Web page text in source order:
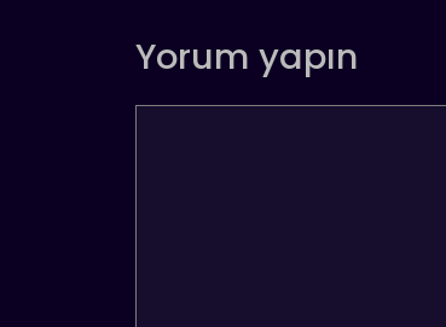
Yorum yapın